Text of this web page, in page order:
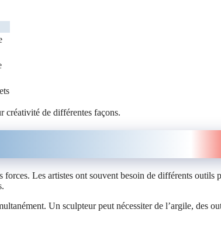
créativité de différentes façons.
forces. Les artistes ont souvent besoin de différents outils
Un sculpteur peut nécessiter de l’argile, des